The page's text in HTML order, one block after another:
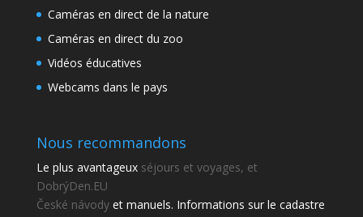
Caméras en direct de la nature
Caméras en direct du zoo
Vidéos éducatives
Webcams dans le pays
Nous recommandons
Le plus avantageux séjours et voyages, et
DobrýDen.EU
České návodyet manuels. Informations sur le cadastre